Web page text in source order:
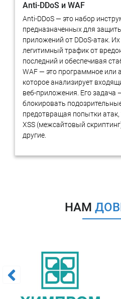
обмена данными.
Система электронных цифровых
подвергается атакам в области
преступников. Экспертиза
пресекать любые сомнения в
целостности электронного
Почему RTM Group?
Наши эксперты обладают
компьютерно-технических
электронной подписи в
защите
Лицензия ФСТЭК России на
криптозащиты
Anti-DDoS и WAF
Anti-DDoS — это набор
предназначенных для
приложений от DDoS-атак.
легитимный трафик от
последний и обеспечивая
WAF — это программное или
которое анализирует
веб-приложения. Его задача
блокировать
предотвращая попытки атак,
XSS (межсайтовый
другие.
НАМ